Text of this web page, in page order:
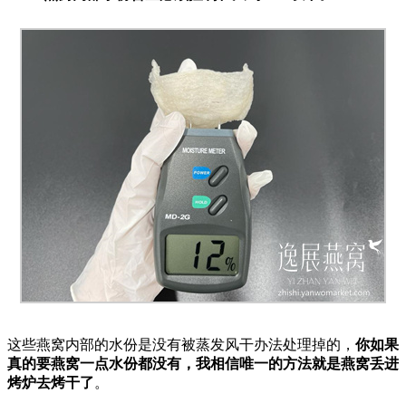
这些燕窝内部的水份是没有被蒸发风干办法处理掉的， 你如果
真的要燕窝一点水份都没有，我相信唯一的方法就是燕窝丢进
烤炉去烤干了。